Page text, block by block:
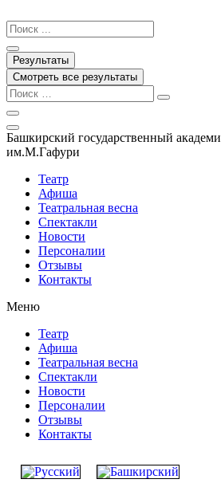
к
содержимому
Search
...
Результаты
Смотреть все результаты
Башкирский государственный
им.М.Гафури
Театр
Афиша
Театральная весна
Спектакли
Новости
Персоналии
Отзывы
Контакты
Меню
Театр
Афиша
Театральная весна
Спектакли
Новости
Персоналии
Отзывы
Контакты